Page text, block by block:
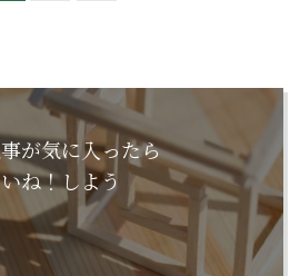
が気に入ったら
ね！しよう